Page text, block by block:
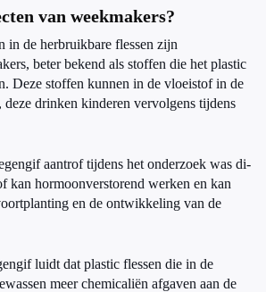
van weekmakers?
in de herbruikbare flessen zijn
beter bekend als stoffen die het plastic
Deze stoffen kunnen in de vloeistof in de
deze drinken kinderen vervolgens tijdens
aantrof tijdens het onderzoek was di-
kan hormoonverstorend werken en kan
en de ontwikkeling van de
luidt dat plastic flessen die in de
meer chemicaliën afgaven aan de